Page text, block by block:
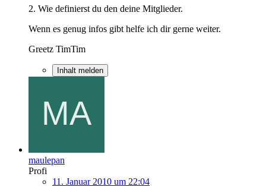
2. Wie definierst du den deine Mitglieder.
Wenn es genug infos gibt helfe ich dir gerne weiter.
Greetz TimTim
Inhalt melden
maulepan
Profi
11. Januar 2010 um 22:04